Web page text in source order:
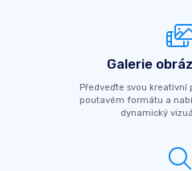
Galerie
Předveďte svou kreativní
poutavém formátu a
dynamický